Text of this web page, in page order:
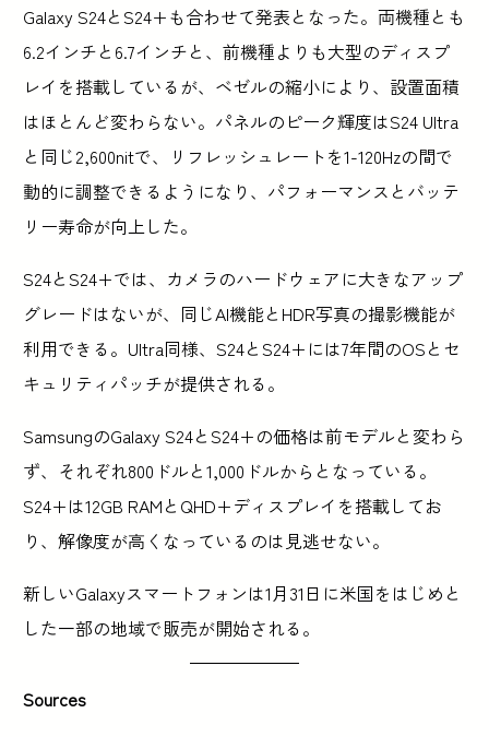
Galaxy S24とS24+も合わせて発表となった。両機種とも
6.2インチと6.7インチと、前機種よりも大型のディスプ
レイを搭載しているが、ベゼルの縮小により、設置面積
はほとんど変わらない。パネルのピーク輝度はS24 Ultra
と同じ2,600nitで、リフレッシュレートを1-120Hzの間で
動的に調整できるようになり、パフォーマンスとバッテ
リー寿命が向上した。
S24とS24+では、カメラのハードウェアに大きなアップ
グレードはないが、同じAI機能とHDR写真の撮影機能が
利用できる。Ultra同様、S24とS24+には7年間のOSとセ
キュリティパッチが提供される。
SamsungのGalaxy S24とS24+の価格は前モデルと変わら
ず、それぞれ800ドルと1,000ドルからとなっている。
S24+は12GB RAMとQHD+ディスプレイを搭載してお
り、解像度が高くなっているのは見逃せない。
新しいGalaxyスマートフォンは1月31日に米国をはじめと
した一部の地域で販売が開始される。
Sources